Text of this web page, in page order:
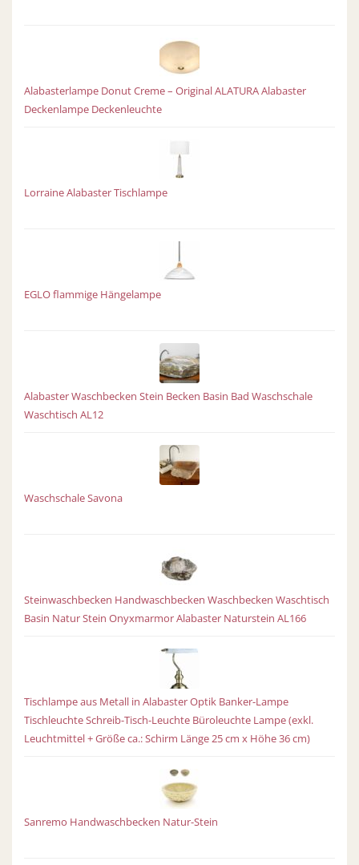
Alabasterlampe Donut Creme – Original ALATURA Alabaster
Deckenlampe Deckenleuchte
Lorraine Alabaster Tischlampe
EGLO flammige Hängelampe
Alabaster Waschbecken Stein Becken Basin Bad Waschschale
Waschtisch AL12
Waschschale Savona
Steinwaschbecken Handwaschbecken Waschbecken Waschtisch
Basin Natur Stein Onyxmarmor Alabaster Naturstein AL166
Tischlampe aus Metall in Alabaster Optik Banker-Lampe
Tischleuchte Schreib-Tisch-Leuchte Büroleuchte Lampe (exkl.
Leuchtmittel + Größe ca.: Schirm Länge 25 cm x Höhe 36 cm)
Sanremo Handwaschbecken Natur-Stein